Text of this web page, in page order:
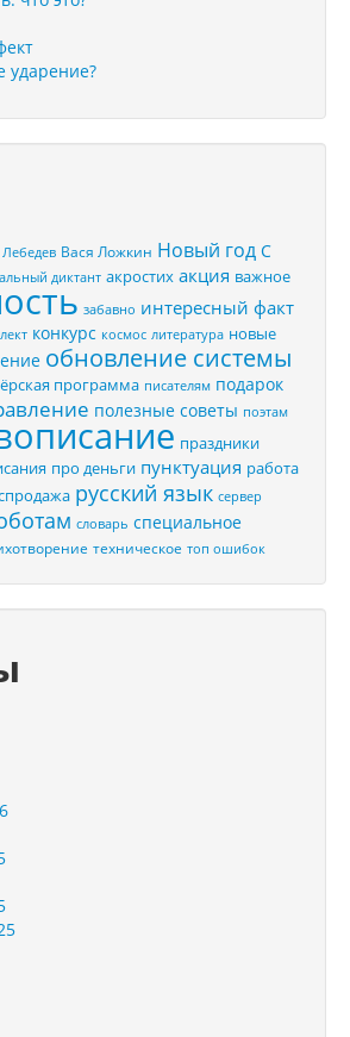
ударение?
Вася Ложкин Новый год С
диктант акростих акция важное
забавно интересный факт
конкурс космос литература новые
обновление системы
программа писателям подарок
полезные советы поэтам
праздники
про деньги пунктуация работа
русский язык сервер
словарь специальное
техническое топ ошибок